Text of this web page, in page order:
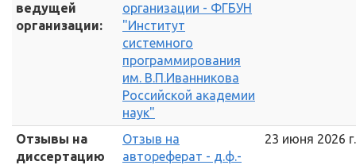
ведущей
организации:
организации - ФГБУН
"Институт
системного
программирования
им. В.П.Иванникова
Российской академии
наук"
Отзывы на
диссертацию
Отзыв на
автореферат - д.ф.-
23 июня 2026 г.